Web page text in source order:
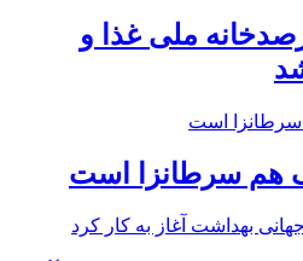
ملی غذا و
هم سرطانزا است